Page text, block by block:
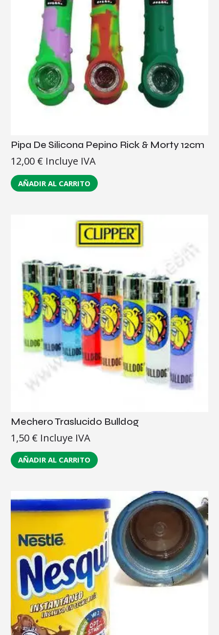
Pipa De Silicona Pepino Rick & Morty 12cm
12,00 € Incluye IVA
AÑADIR AL CARRITO
Mechero Traslucido Bulldog
1,50 € Incluye IVA
AÑADIR AL CARRITO